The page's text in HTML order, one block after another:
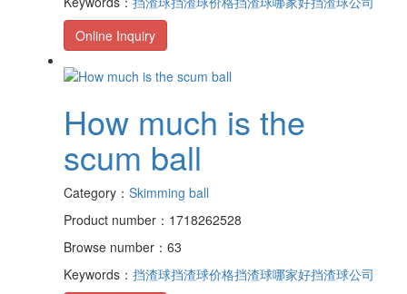
Online Inquiry
How much is the
scum ball
Category： Skimming ball
Product number：1718262528
Browse number：63
Keywords： 挡渣球挡渣球价格挡渣球哪家好挡渣球公司